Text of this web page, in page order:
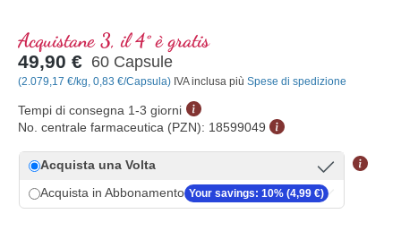
Acquistane 3, il 4° è gratis
49,90 € 60 Capsule
(2.079,17 €/kg, 0,83 €/Capsula) IVA inclusa più Spese di spedizione
Tempi di consegna 1-3 giorni
No. centrale farmaceutica (PZN): 18599049
Acquista una Volta
Acquista in Abbonamento Your savings: 10% (4,99 €)